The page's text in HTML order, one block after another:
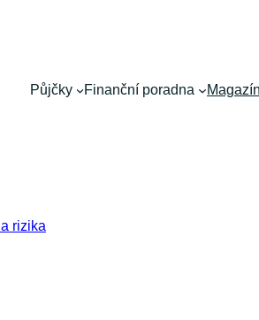
Půjčky Finanční poradna Magazín
rizika